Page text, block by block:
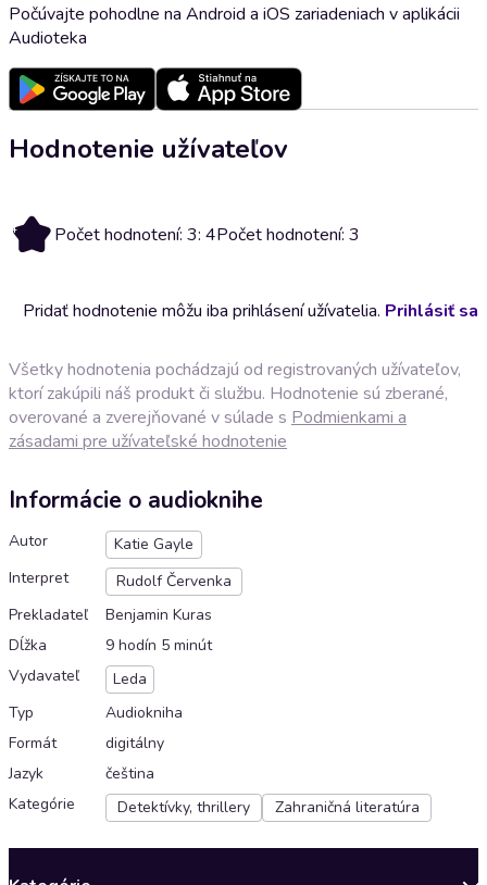
Počúvajte pohodlne na Android a iOS zariadeniach v aplikácii
Audioteka
Hodnotenie užívateľov
4 Počet hodnotení: 3: 4Počet hodnotení: 3
Pridať hodnotenie môžu iba prihlásení užívatelia. Prihlásiť sa
Všetky hodnotenia pochádzajú od registrovaných užívateľov,
ktorí zakúpili náš produkt či službu. Hodnotenie sú zberané,
overované a zverejňované v súlade s Podmienkami a
zásadami pre užívateľské hodnotenie
Informácie o audioknihe
Autor
Katie Gayle
Interpret
Rudolf Červenka
Prekladateľ
Benjamin Kuras
Dĺžka
9 hodín 5 minút
Vydavateľ
Leda
Typ
Audiokniha
Formát
digitálny
Jazyk
čeština
Kategórie
Detektívky, thrillery Zahraničná literatúra